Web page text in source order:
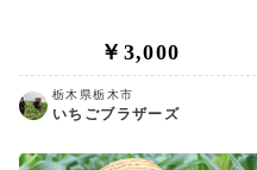
￥3,000
栃木県栃木市
いちごブラザーズ